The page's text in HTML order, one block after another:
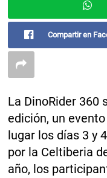
Compartir en
La DinoRider 360
edición, un
lugar los días 3 y
por la Celtiberia
año, los